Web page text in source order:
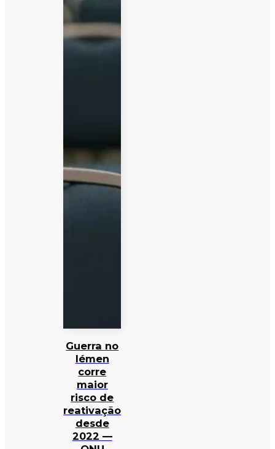
Guerra no
Iémen
corre
maior
risco de
reativação
desde
2022 —